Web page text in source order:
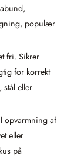
populær
fri. Sikrer
for korrekt
eller
opvarmning af
eller
på